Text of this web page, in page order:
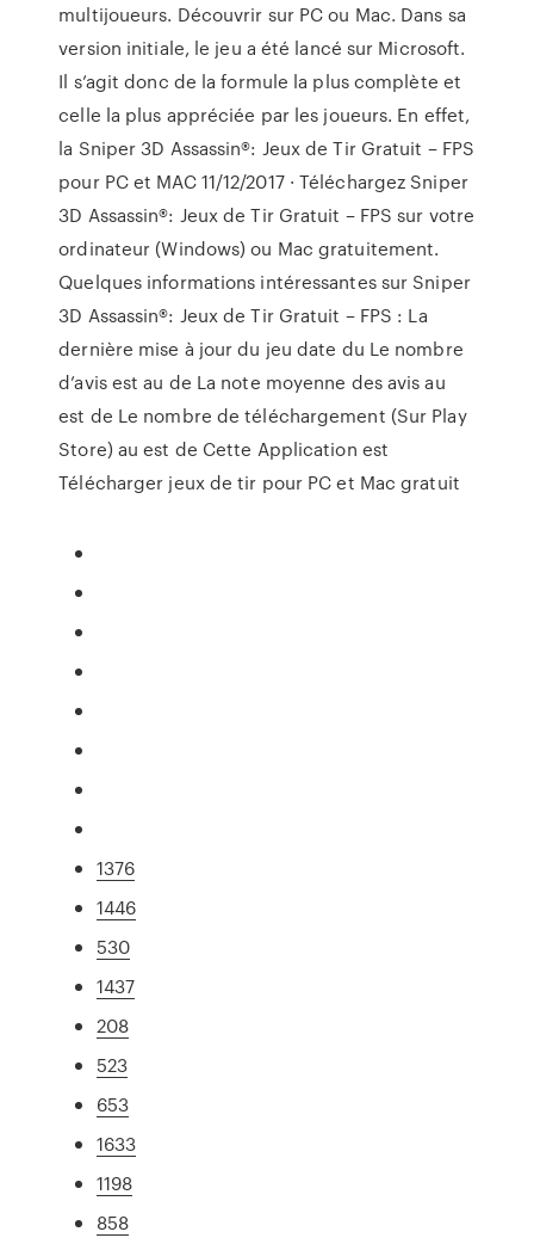
multijoueurs. Découvrir sur PC ou Mac. Dans sa
version initiale, le jeu a été lancé sur Microsoft.
Il s’agit donc de la formule la plus complète et
celle la plus appréciée par les joueurs. En effet,
la Sniper 3D Assassin®: Jeux de Tir Gratuit – FPS
pour PC et MAC 11/12/2017 · Téléchargez Sniper
3D Assassin®: Jeux de Tir Gratuit – FPS sur votre
ordinateur (Windows) ou Mac gratuitement.
Quelques informations intéressantes sur Sniper
3D Assassin®: Jeux de Tir Gratuit – FPS : La
dernière mise à jour du jeu date du Le nombre
d’avis est au de La note moyenne des avis au
est de Le nombre de téléchargement (Sur Play
Store) au est de Cette Application est
Télécharger jeux de tir pour PC et Mac gratuit
1376
1446
530
1437
208
523
653
1633
1198
858